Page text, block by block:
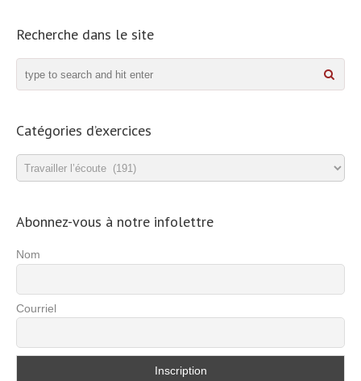
Recherche dans le site
Catégories d’exercices
Catégories
d’exercices
Abonnez-vous à notre infolettre
Nom
Courriel